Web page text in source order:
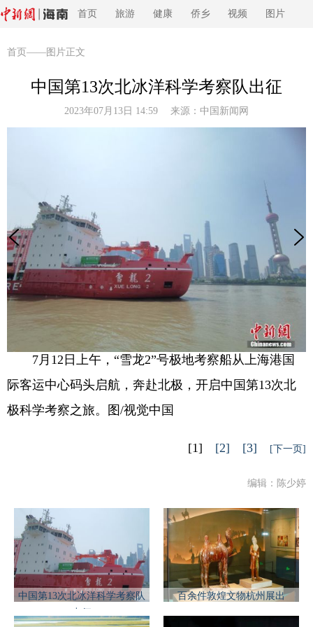
首页 旅游 健康 侨乡 视频 图片
首页 ——图片正文
中国第13次北冰洋科学考察队出征
2023年07月13日 14:59 来源： 中国新闻网
7月12日上午，“雪龙2”号极地考察船从上海港国
际客运中心码头启航，奔赴北极，开启中国第13次北
极科学考察之旅。图/视觉中国
[1] [2] [3] [下一页]
编辑：陈少婷
中国第13次北冰洋科学考察队
百余件敦煌文物杭州展出